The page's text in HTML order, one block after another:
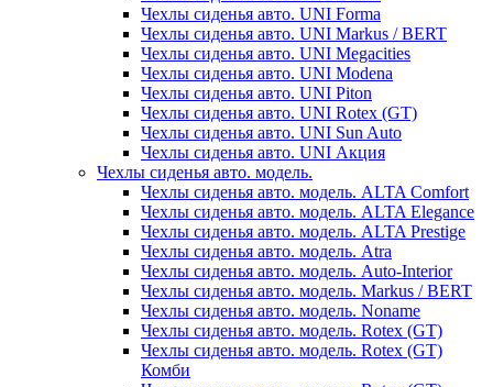
Чехлы сиденья авто. UNI Forma
Чехлы сиденья авто. UNI Markus / BERT
Чехлы сиденья авто. UNI Megacities
Чехлы сиденья авто. UNI Modena
Чехлы сиденья авто. UNI Piton
Чехлы сиденья авто. UNI Rotex (GT)
Чехлы сиденья авто. UNI Sun Auto
Чехлы сиденья авто. UNI Акция
Чехлы сиденья авто. модель.
Чехлы сиденья авто. модель. ALTA Comfort
Чехлы сиденья авто. модель. ALTA Elegance
Чехлы сиденья авто. модель. ALTA Prestige
Чехлы сиденья авто. модель. Atra
Чехлы сиденья авто. модель. Auto-Interior
Чехлы сиденья авто. модель. Markus / BERT
Чехлы сиденья авто. модель. Noname
Чехлы сиденья авто. модель. Rotex (GT)
Чехлы сиденья авто. модель. Rotex (GT)
Комби